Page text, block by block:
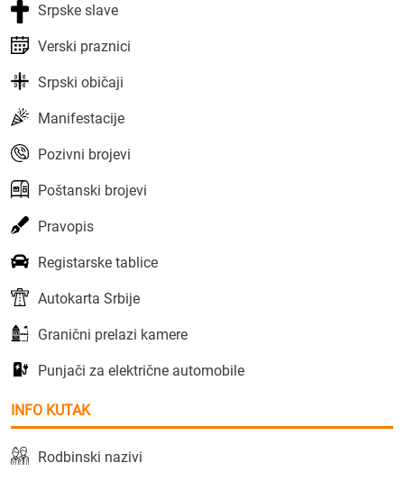
Srpske slave
Verski praznici
Srpski običaji
Manifestacije
Pozivni brojevi
Poštanski brojevi
Pravopis
Registarske tablice
Autokarta Srbije
Granični prelazi kamere
Punjači za električne automobile
INFO KUTAK
Rodbinski nazivi